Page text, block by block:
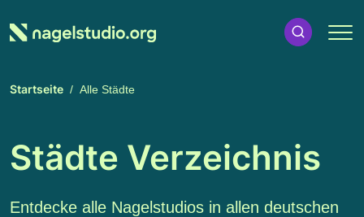
Startseite Alle Städte
Städte Verzeichnis
Entdecke alle Nagelstudios in allen deutschen